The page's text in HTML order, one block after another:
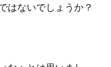
はないでしょうか？